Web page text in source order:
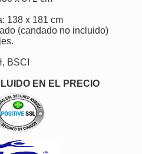
138 x 181 cm
(candado no incluido)
BSCI
EN EL PRECIO